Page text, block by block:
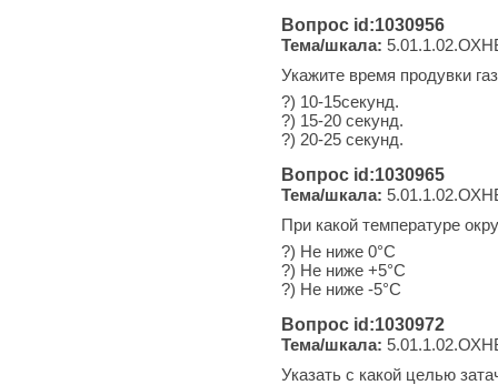
Вопрос id:1030956
Тема/шкала:
Укажите время продувки
?) 10-15секунд.
?) 15-20 секунд.
?) 20-25 секунд.
Вопрос id:1030965
Тема/шкала:
При какой температуре
?) Не ниже 0°С
?) Не ниже +5°С
?) Не ниже -5°С
Вопрос id:1030972
Тема/шкала:
Указать с какой целью